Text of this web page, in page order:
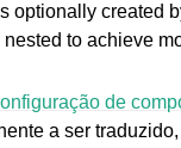
optionally created
to achieve
de
a ser